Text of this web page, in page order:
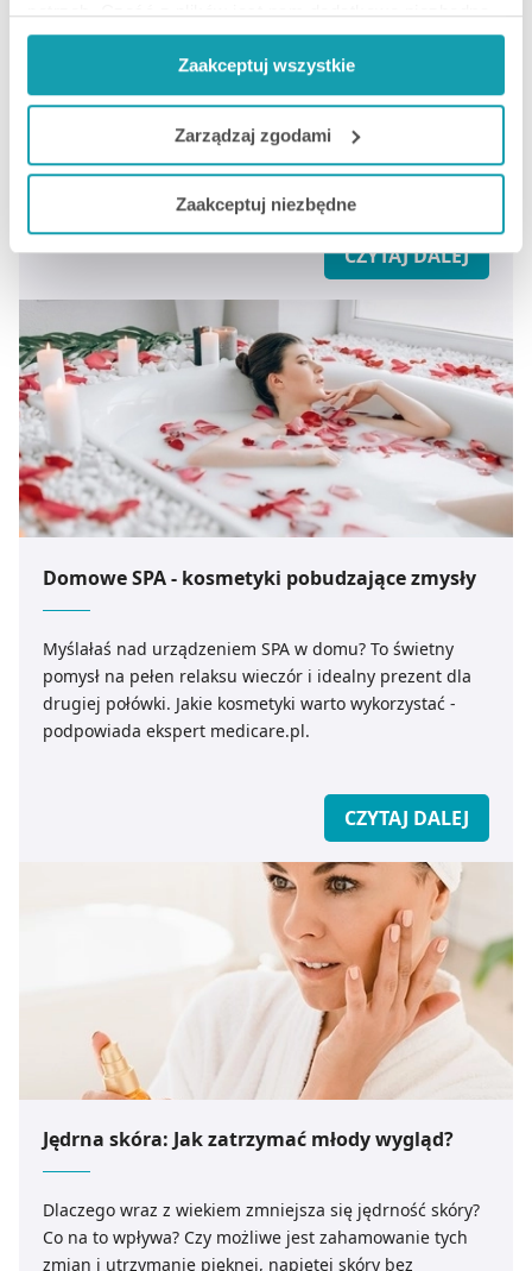
potrzeb. Część z plików jest nam dodatkowo niezbędna
do prawidłowego działania Portalu oraz jego
funkcjonalności. W zależności od funkcji, dane o tym jak
korzystasz z naszej witryny będą również przekazywane
do naszych Partnerów marketingowych i analitycznych.
Jeżeli chcesz dostosować swoją zgodę i wybrać tylko
niektóre dodatkowe funkcje, z którymi wiąże się
zbieranie danych o Twojej aktywności dokonaj
preferowanych przez Ciebie wyborów i kliknij „ Zarządzaj
zgodami”.
Możesz również kliknąć „Zaakceptuj niezbędne”, co
będzie oznaczało, że nie wyrażasz zgody na
pozyskiwanie od Ciebie danych, które nie są niezbędne
dla funkcjonowania Strony. Będzie się to jednak wiązało
z brakiem dostępu do wszystkich funkcjonalności
Strony.
Zaakceptuj wszystkie
Zarządzaj zgodami
Zaakceptuj niezbędne
Kosmetyki na przebarwienia – jak wybrać?
większości z nas. Mogą mieć postać piegów, melasmy,
przebarwień potrądzikowych lub być wynikiem różnych
chorób. Jak usunąć przebarwienia na twarzy? Jaki krem
wybielający przebarwienia będzie skuteczny –
podpowiada ekspert medicare.pl.
CZYTAJ DALEJ
Domowe SPA - kosmetyki pobudzające zmysły
Myślałaś nad urządzeniem SPA w domu? To świetny
pomysł na pełen relaksu wieczór i idealny prezent dla
drugiej połówki. Jakie kosmetyki warto wykorzystać -
podpowiada ekspert medicare.pl.
CZYTAJ DALEJ
Jędrna skóra: Jak zatrzymać młody wygląd?
Dlaczego wraz z wiekiem zmniejsza się jędrność skóry?
Co na to wpływa? Czy możliwe jest zahamowanie tych
zmian i utrzymanie pięknej, napiętej skóry bez